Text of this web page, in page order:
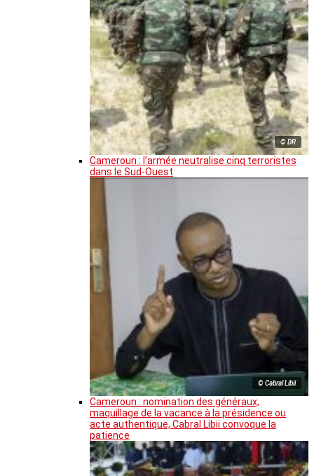
© DR
Cameroun : l’armée neutralise cinq terroristes
dans le Sud-Ouest
© Cabral Libii
Cameroun : nomination des généraux,
maquillage de la vacance à la présidence ou
acte authentique, Cabral Libii convoque la
patience